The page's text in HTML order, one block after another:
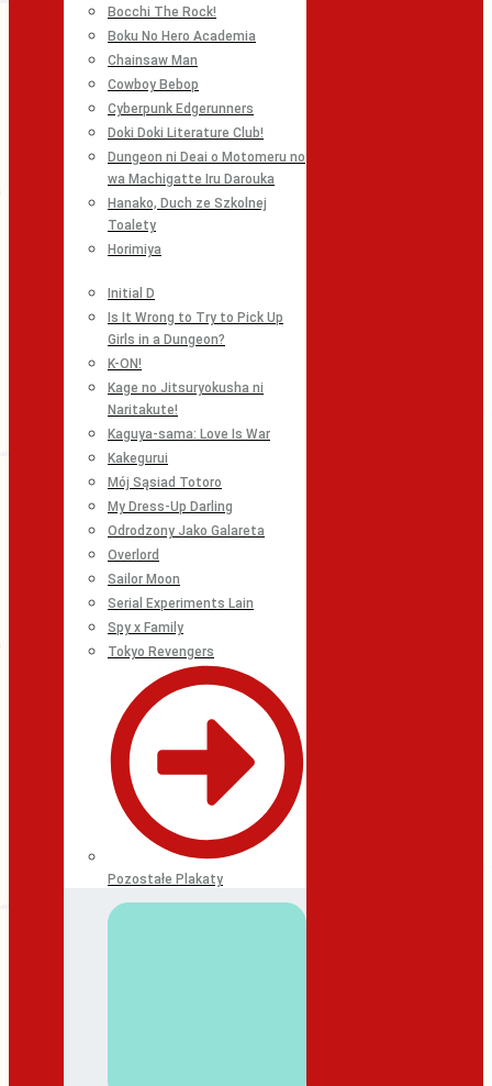
Bocchi The Rock!
Boku No Hero Academia
Chainsaw Man
Cowboy Bebop
Cyberpunk Edgerunners
Doki Doki Literature Club!
Dungeon ni Deai o Motomeru no
wa Machigatte Iru Darouka
Hanako, Duch ze Szkolnej
Toalety
Horimiya
Initial D
Is It Wrong to Try to Pick Up
Girls in a Dungeon?
K-ON!
Kage no Jitsuryokusha ni
Naritakute!
Kaguya-sama: Love Is War
Kakegurui
Mój Sąsiad Totoro
My Dress-Up Darling
Odrodzony Jako Galareta
Overlord
Sailor Moon
Serial Experiments Lain
Spy x Family
Tokyo Revengers
Pozostałe Plakaty